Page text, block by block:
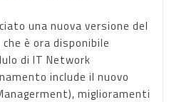
una nuova versione del
è ora disponibile
di IT Network
include il nuovo
miglioramenti